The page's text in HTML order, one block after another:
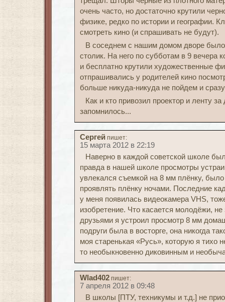
очень часто, но достаточно крутили
физике, редко по истории и географии.
смотреть кино (и спрашивать не будут).
В соседнем с нашим домом дворе было
столик. На него по субботам в 9 вечера
и бесплатно крутили художественные
отпрашивались у родителей кино
больше никуда-никуда не пойдем и
Как и кто привозил проектор и ленту
запомнилось...
Сергей пишет:
15 марта 2012 в 22:19
Наверно в каждой советской школе
правда в нашей школе просмотры
увлекался съемкой на 8 мм плёнку,
проявлять плёнку ночами. Последние
у меня появилась видеокамера VHS,
изобретение. Что касается молодёжи,
друзьями я устроил просмотр 8 мм
подруги была в восторге, она никогда
моя старенькая «Русь», которую я тихо
то необыкновенно диковинным и
Wlad402 пишет:
7 апреля 2012 в 09:48
В школы [ПТУ, техникумы и т.д.] не